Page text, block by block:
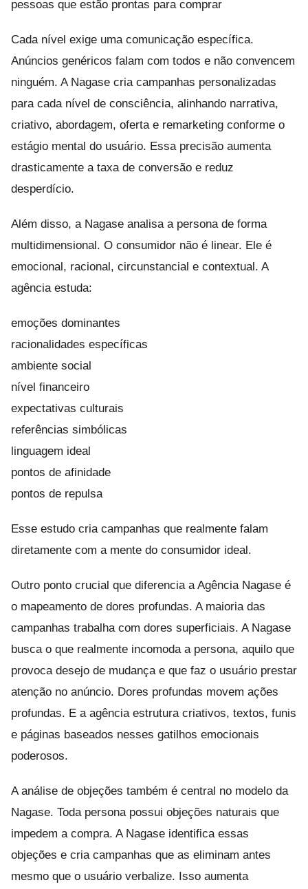
pessoas que estão prontas para comprar
Cada nível exige uma comunicação específica.
Anúncios genéricos falam com todos e não convencem
ninguém. A Nagase cria campanhas personalizadas
para cada nível de consciência, alinhando narrativa,
criativo, abordagem, oferta e remarketing conforme o
estágio mental do usuário. Essa precisão aumenta
drasticamente a taxa de conversão e reduz
desperdício.
Além disso, a Nagase analisa a persona de forma
multidimensional. O consumidor não é linear. Ele é
emocional, racional, circunstancial e contextual. A
agência estuda:
emoções dominantes
racionalidades específicas
ambiente social
nível financeiro
expectativas culturais
referências simbólicas
linguagem ideal
pontos de afinidade
pontos de repulsa
Esse estudo cria campanhas que realmente falam
diretamente com a mente do consumidor ideal.
Outro ponto crucial que diferencia a Agência Nagase é
o mapeamento de dores profundas. A maioria das
campanhas trabalha com dores superficiais. A Nagase
busca o que realmente incomoda a persona, aquilo que
provoca desejo de mudança e que faz o usuário prestar
atenção no anúncio. Dores profundas movem ações
profundas. E a agência estrutura criativos, textos, funis
e páginas baseados nesses gatilhos emocionais
poderosos.
A análise de objeções também é central no modelo da
Nagase. Toda persona possui objeções naturais que
impedem a compra. A Nagase identifica essas
objeções e cria campanhas que as eliminam antes
mesmo que o usuário verbalize. Isso aumenta